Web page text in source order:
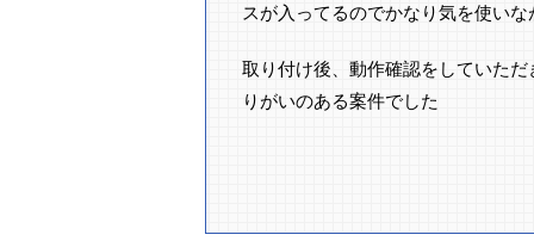
スが入ってるのでかなり気を使い
取り付け後、動作確認をしていた
りがいのある案件でした